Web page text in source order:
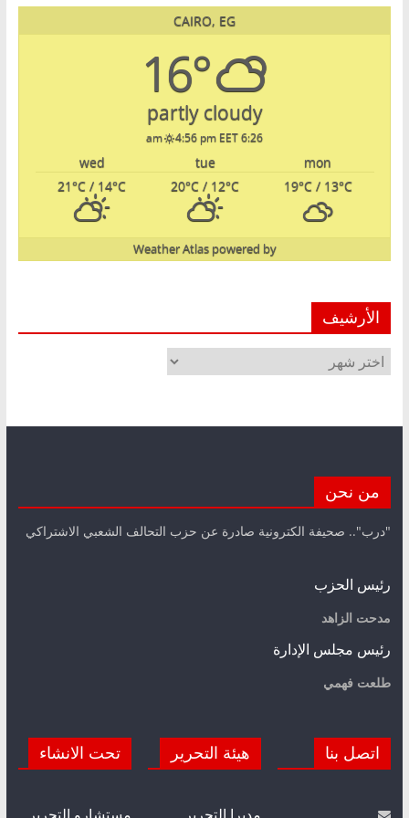
CAIRO, EG
16°
partly cloudy
6:26 am
4:56 pm EET
mon
tue
wed
19°C/ 13°C
20°C / 12°C
21°C / 14°C
powered by
Weather Atlas
الأرشيف
الأرشيف
من نحن
"درب".. صحيفة الكترونية صادرة عن حزب التحالف الشعبي الاشتراكي
رئيس الحزب
مدحت الزاهد
رئيس مجلس الإدارة
طلعت فهمي
اتصل بنا هيئة التحرير تحت الانشاء